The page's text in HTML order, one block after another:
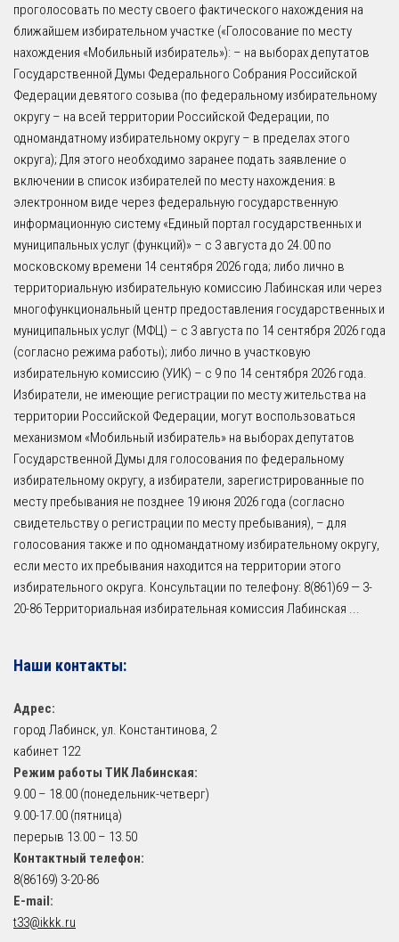
проголосовать по месту своего фактического нахождения на
ближайшем избирательном участке («Голосование по месту
нахождения «Мобильный избиратель»): – на выборах депутатов
Государственной Думы Федерального Собрания Российской
Федерации девятого созыва (по федеральному избирательному
округу – на всей территории Российской Федерации, по
одномандатному избирательному округу – в пределах этого
округа); Для этого необходимо заранее подать заявление о
включении в список избирателей по месту нахождения: в
электронном виде через федеральную государственную
информационную систему «Единый портал государственных и
муниципальных услуг (функций)» – с 3 августа до 24.00 по
московскому времени 14 сентября 2026 года; либо лично в
территориальную избирательную комиссию Лабинская или через
многофункциональный центр предоставления государственных и
муниципальных услуг (МФЦ) – с 3 августа по 14 сентября 2026 года
(согласно режима работы); либо лично в участковую
избирательную комиссию (УИК) – с 9 по 14 сентября 2026 года.
Избиратели, не имеющие регистрации по месту жительства на
территории Российской Федерации, могут воспользоваться
механизмом «Мобильный избиратель» на выборах депутатов
Государственной Думы для голосования по федеральному
избирательному округу, а избиратели, зарегистрированные по
месту пребывания не позднее 19 июня 2026 года (согласно
свидетельству о регистрации по месту пребывания), – для
голосования также и по одномандатному избирательному округу,
если место их пребывания находится на территории этого
избирательного округа. Консультации по телефону: 8(861)69 — 3-
20-86 Территориальная избирательная комиссия Лабинская ...
Наши контакты:
Адрес:
город Лабинск, ул. Константинова, 2
кабинет 122
Режим работы ТИК Лабинская:
9.00 – 18.00 (понедельник-четверг)
9.00-17.00 (пятница)
перерыв 13.00 – 13.50
Контактный телефон:
8(86169) 3-20-86
E-mail:
t33@ikkk.ru